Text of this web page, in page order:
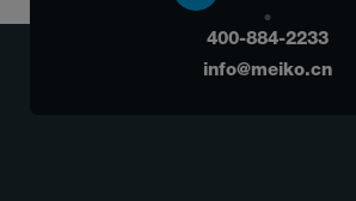
400-884-2233
info@meiko.cn